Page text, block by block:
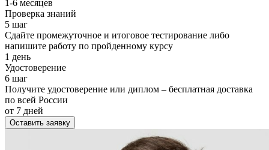
1-6 месяцев
Проверка знаний
5 шаг
Сдайте промежуточное и итоговое тестирование либо
напишите работу по пройденному курсу
1 день
Удостоверение
6 шаг
Получите удостоверение или диплом – бесплатная доставка
по всей России
от 7 дней
Оставить заявку